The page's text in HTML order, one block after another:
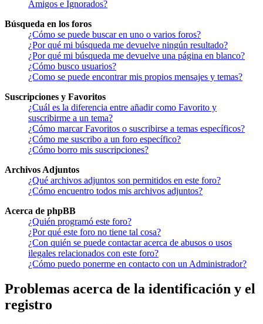
Amigos e Ignorados?
Búsqueda en los foros
¿Cómo se puede buscar en uno o varios foros?
¿Por qué mi búsqueda me devuelve ningún resultado?
¿Por qué mi búsqueda me devuelve una página en blanco?
¿Cómo busco usuarios?
¿Como se puede encontrar mis propios mensajes y temas?
Suscripciones y Favoritos
¿Cuál es la diferencia entre añadir como Favorito y
suscribirme a un tema?
¿Cómo marcar Favoritos o suscribirse a temas específicos?
¿Cómo me suscribo a un foro específico?
¿Cómo borro mis suscripciones?
Archivos Adjuntos
¿Qué archivos adjuntos son permitidos en este foro?
¿Cómo encuentro todos mis archivos adjuntos?
Acerca de phpBB
¿Quién programó este foro?
¿Por qué este foro no tiene tal cosa?
¿Con quién se puede contactar acerca de abusos o usos
ilegales relacionados con este foro?
¿Cómo puedo ponerme en contacto con un Administrador?
Problemas acerca de la identificación y el
registro